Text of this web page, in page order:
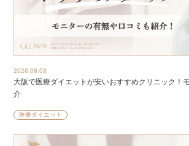
2026.08.03
大阪で医療ダイエットが安いおすすめクリニック！
介
医療ダイエット